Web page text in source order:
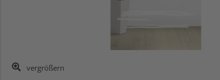
vergrößern